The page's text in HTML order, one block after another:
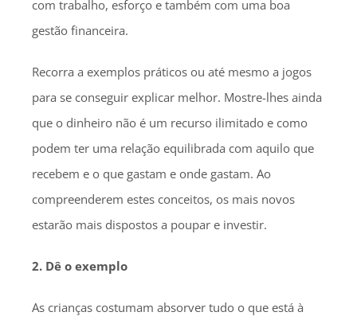
com trabalho, esforço e também com uma boa
gestão financeira.
Recorra a exemplos práticos ou até mesmo a jogos
para se conseguir explicar melhor. Mostre-lhes ainda
que o dinheiro não é um recurso ilimitado e como
podem ter uma relação equilibrada com aquilo que
recebem e o que gastam e onde gastam. Ao
compreenderem estes conceitos, os mais novos
estarão mais dispostos a poupar e investir.
2. Dê o exemplo
As crianças costumam absorver tudo o que está à